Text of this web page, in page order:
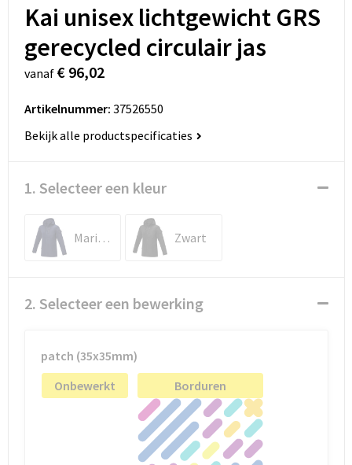
Kai unisex lichtgewicht GRS
gerecycled circulair jas
vanaf € 96,02
Artikelnummer: 37526550
Bekijk alle productspecificaties
1. Selecteer een kleur
Marineblauw Zwart
2. Selecteer een bewerking
patch (35x35mm)
Onbewerkt
Borduren